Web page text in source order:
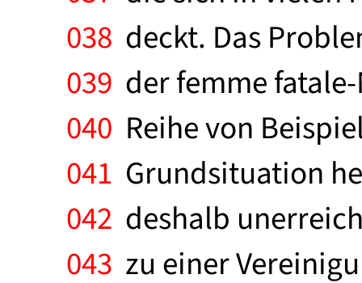
038 deckt. Das
039 der femme
040 Reihe von
041 Grundsituation
042 deshalb
043 zu einer